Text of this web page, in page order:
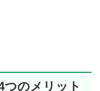
つのメリット